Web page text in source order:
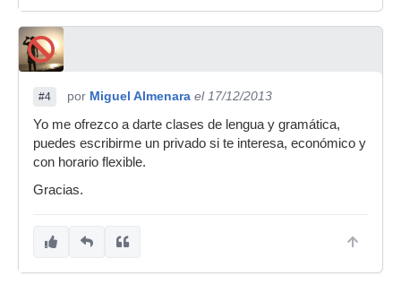
#4 por Miguel Almenara el 17/12/2013
Yo me ofrezco a darte clases de lengua y gramática,
puedes escribirme un privado si te interesa, económico y
con horario flexible.
Gracias.